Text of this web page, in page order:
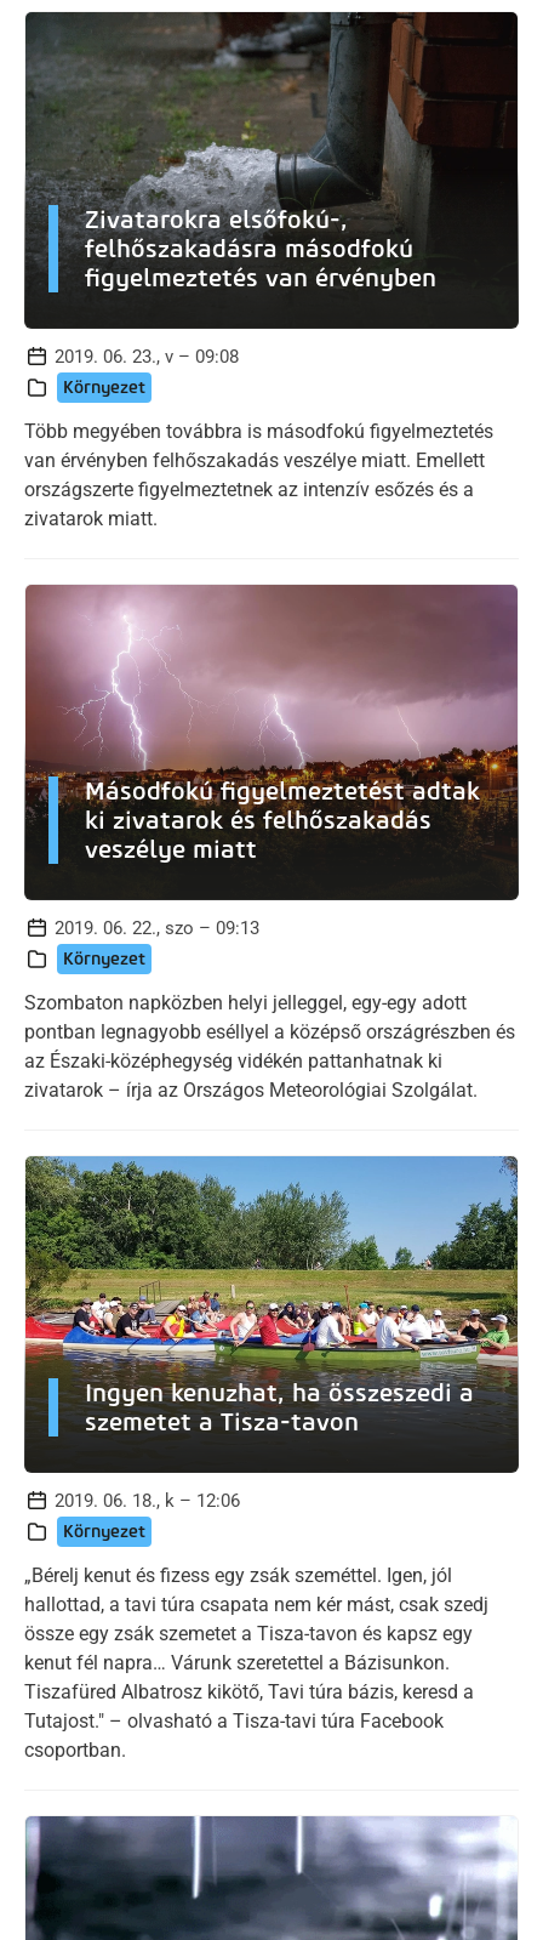
Zivatarokra elsőfokú-,
felhőszakadásra másodfokú
figyelmeztetés van érvényben
2019. 06. 23., v – 09:08
Környezet
Több megyében továbbra is másodfokú figyelmeztetés
van érvényben felhőszakadás veszélye miatt. Emellett
országszerte figyelmeztetnek az intenzív esőzés és a
zivatarok miatt.
Másodfokú figyelmeztetést adtak
ki zivatarok és felhőszakadás
veszélye miatt
2019. 06. 22., szo – 09:13
Környezet
Szombaton napközben helyi jelleggel, egy-egy adott
pontban legnagyobb eséllyel a középső országrészben és
az Északi-középhegység vidékén pattanhatnak ki
zivatarok – írja az Országos Meteorológiai Szolgálat.
Ingyen kenuzhat, ha összeszedi a
szemetet a Tisza-tavon
2019. 06. 18., k – 12:06
Környezet
„Bérelj kenut és fizess egy zsák szeméttel. Igen, jól
hallottad, a tavi túra csapata nem kér mást, csak szedj
össze egy zsák szemetet a Tisza-tavon és kapsz egy
kenut fél napra… Várunk szeretettel a Bázisunkon.
Tiszafüred Albatrosz kikötő, Tavi túra bázis, keresd a
Tutajost." – olvasható a Tisza-tavi túra Facebook
csoportban.